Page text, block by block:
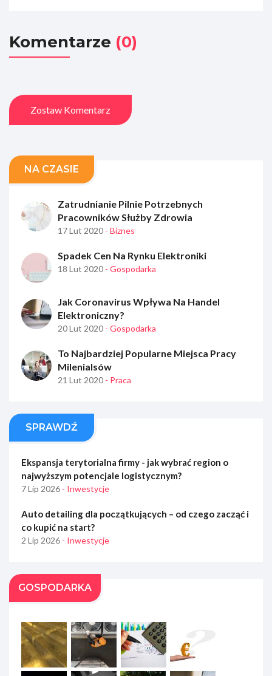
Komentarze (0)
Zostaw Komentarz
NA CZASIE
Zatrudnianie Pilnie Potrzebnych
Pracowników Służby Zdrowia
17 Lut 2020 - Biznes
Spadek Cen Na Rynku Elektroniki
18 Lut 2020 - Gospodarka
Jak Coronavirus Wpływa Na Handel
Elektroniczny?
20 Lut 2020 - Gospodarka
To Najbardziej Popularne Miejsca Pracy
Milenialsów
21 Lut 2020 - Praca
SPRAWDŹ
Ekspansja terytorialna firmy - jak wybrać region o
najwyższym potencjale logistycznym?
7 Lip 2026 - Inwestycje
Auto detailing dla początkujących – od czego zacząć i
co kupić na start?
2 Lip 2026 - Inwestycje
GOSPODARKA